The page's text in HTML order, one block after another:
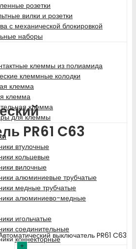
розетки
вилки и розетки
с механической блокировкой
наборы
клеммы из полиамида
клеммные колодки
клемма
клемма
клемма
для клеммы
втулочные
кольцевые
вилочные
алюминиевые трубчатые
медные трубчатые
алюминиево-медные
игольчатые
соединительные
коннекторные
PR61 C63
выключатель PR61 C63